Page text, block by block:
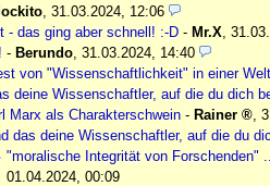
31.03.2024, 12:06
- das ging aber schnell! :-D - Mr.X
- Berundo 31.03.2024, 14:40
von "Wissenschaftlichkeit" in einer
deine Wissenschaftler, auf die du dich
Marx als Charakterschwein - Rainer
das deine Wissenschaftler, auf die du
"moralische Integrität von Forschenden"
01.04.2024, 00:09